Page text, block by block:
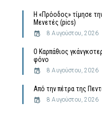
Η «Πρόοδος» τίμησε
Μενετές (pics)
8 Αυγούστου, 2026
Ο Καρπάθιος
φόνο
8 Αυγούστου, 2026
Από την πέτρα της
8 Αυγούστου, 2026